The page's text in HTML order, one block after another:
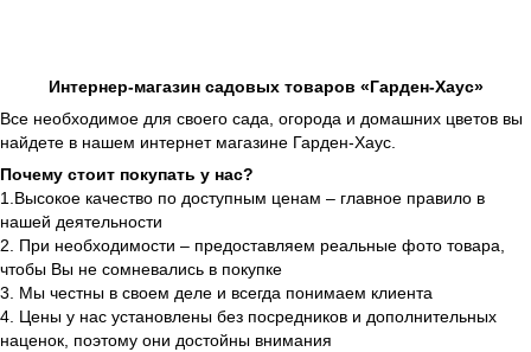
Интернер-магазин садовых товаров «Гарден-Хаус»
Все необходимое для своего сада, огорода и домашних цветов вы
найдете в нашем интернет магазине Гарден-Хаус.
Почему стоит покупать у нас?
1.Высокое качество по доступным ценам – главное правило в
нашей деятельности
2. При необходимости – предоставляем реальные фото товара,
чтобы Вы не сомневались в покупке
3. Мы честны в своем деле и всегда понимаем клиента
4. Цены у нас установлены без посредников и дополнительных
наценок, поэтому они достойны внимания